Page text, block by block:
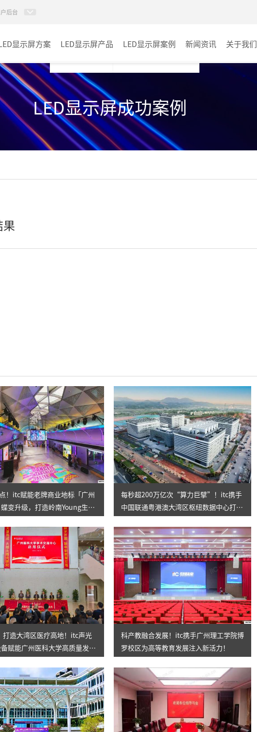
后台
显示屏方案 LED显示屏产品
小间距LED显示屏
室内LED显示屏
户外LED显示屏
租赁LED显示屏
LED显示屏案例
户外
其它
新闻资讯 关于我们
LED显示屏成功案例
！itc赋能老牌商业地标「广州
变升级，打造岭南Young生活
每秒超200万亿次“算力巨擘”！itc携手
中国联通粤港澳大湾区枢纽数据中心打造
打造大湾区医疗高地！itc声光
赋能广州医科大学高质量发
科产教融合发展！itc携手广州理工学院博
罗校区为高等教育发展注入新活力！